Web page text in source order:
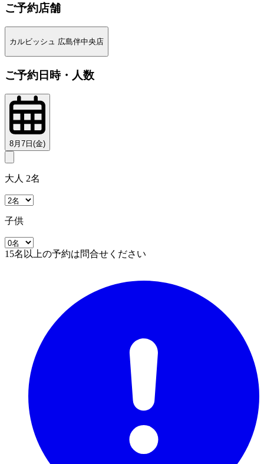
ご予約店舗
カルビッシュ 広島伴中央店
ご予約日時・人数
8月7日(金)
大人 2名
子供
15名以上の予約は問合せください